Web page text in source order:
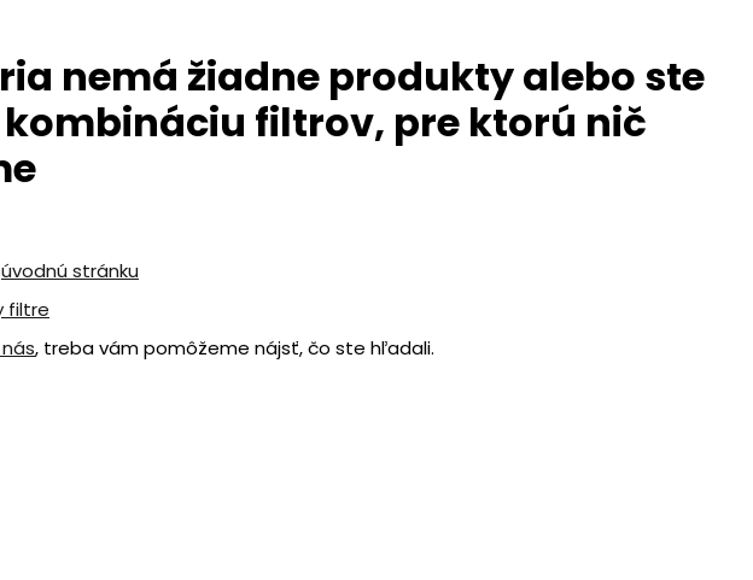
nemá žiadne produkty alebo ste
filtrov, pre ktorú nič
úvodnú stránku
filtre
, treba vám pomôžeme nájsť, čo ste hľadali.